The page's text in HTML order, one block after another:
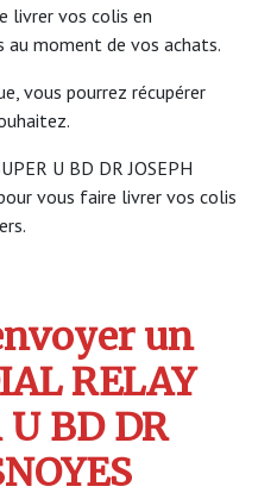
livrer vos colis en
moment de vos achats.
vous pourrez récupérer
U BD DR JOSEPH
vous faire livrer vos colis
un
RELAY
U BD DR